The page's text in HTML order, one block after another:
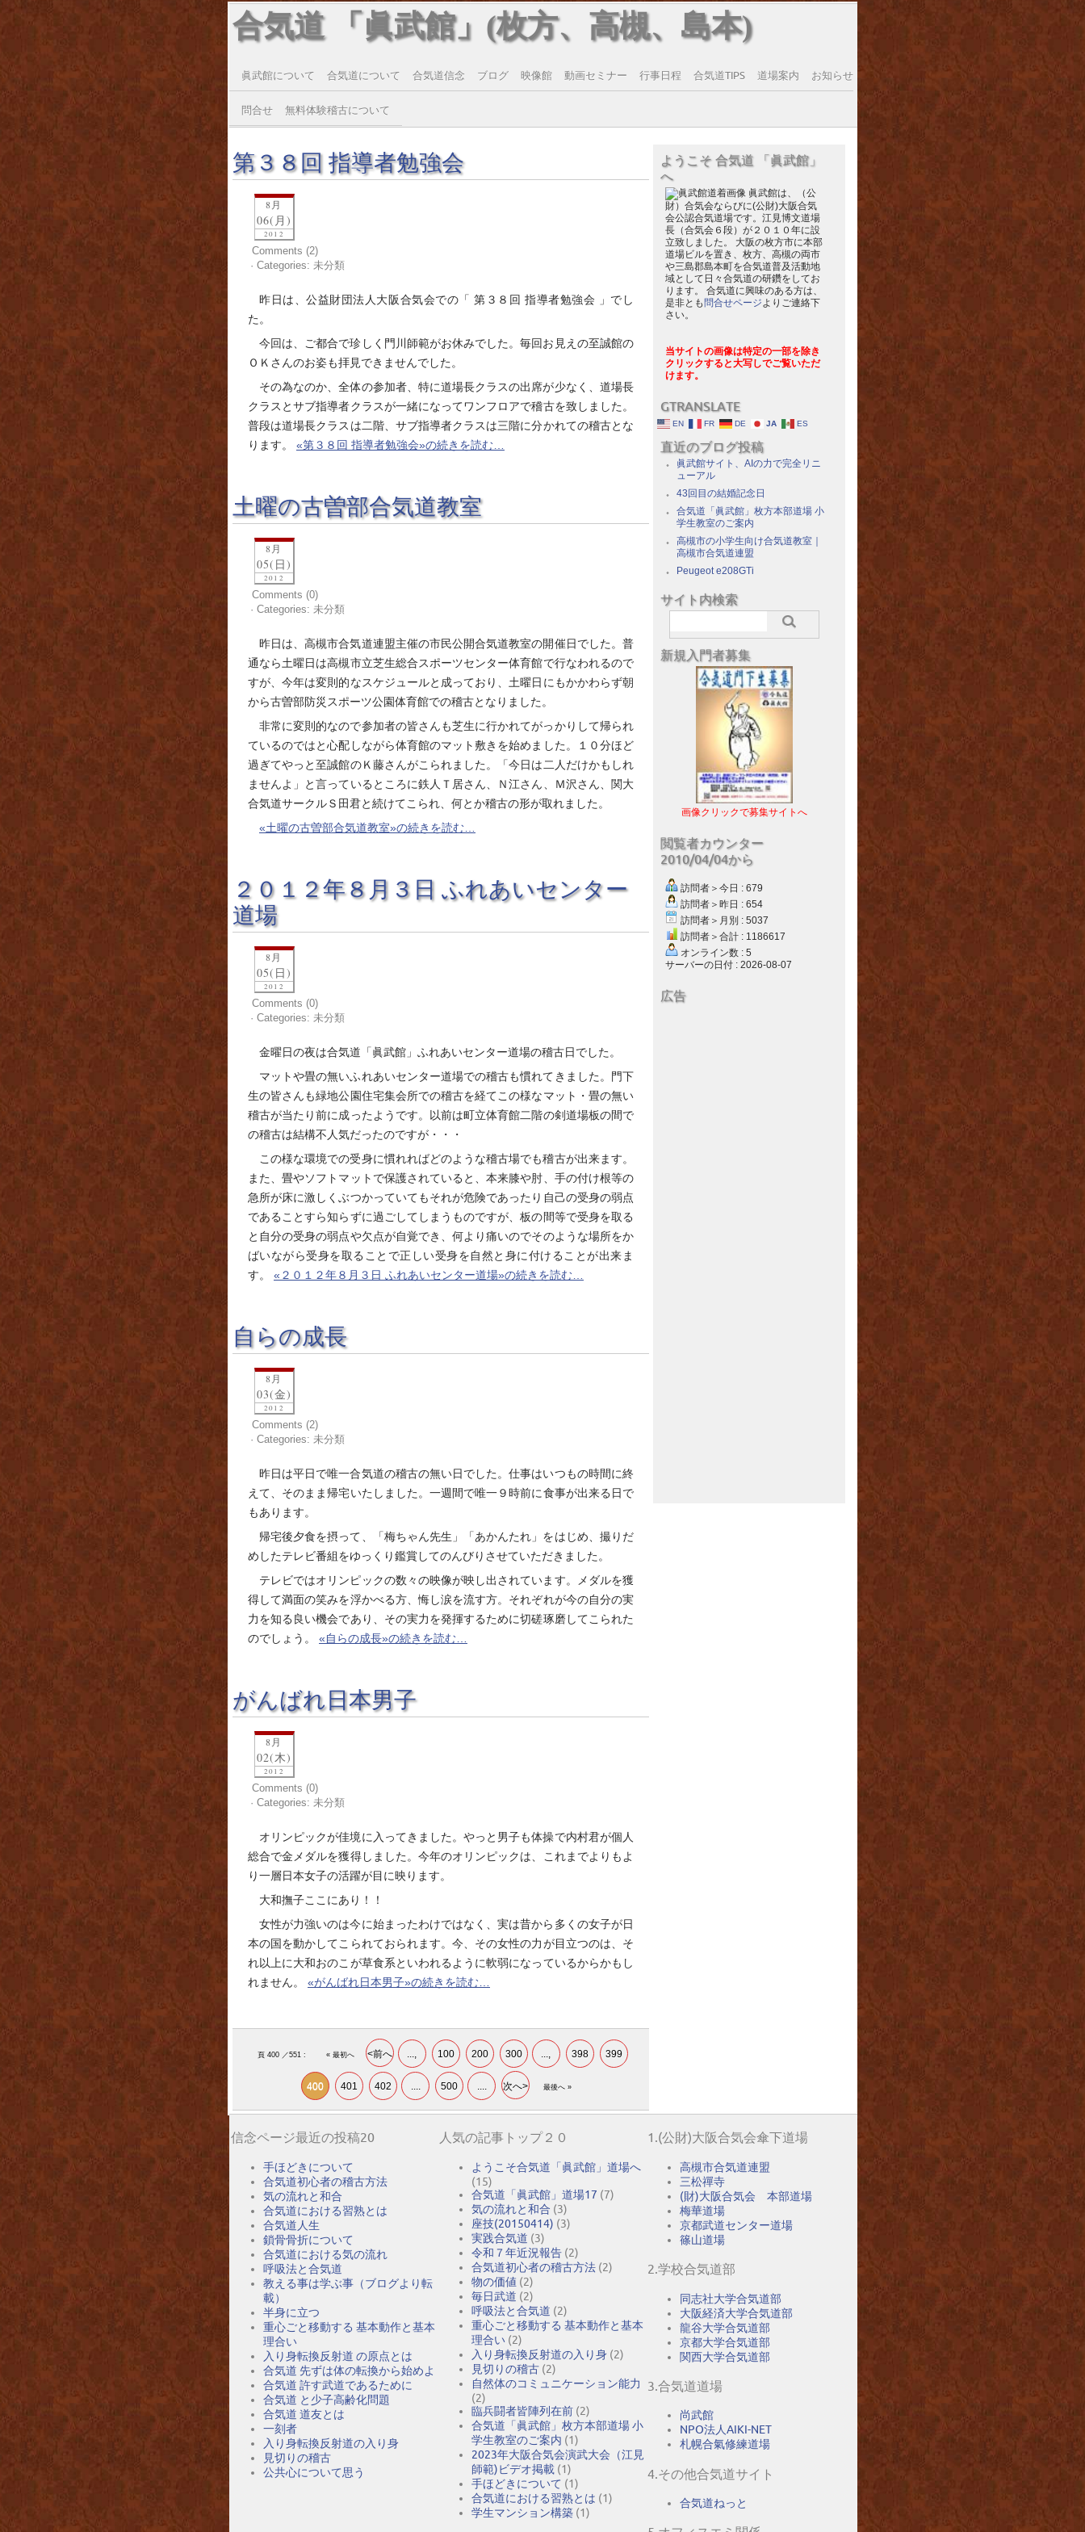
合気道 「眞武館」(枚方、高槻、島本)
眞武館について 合気道について 合気道信念 ブログ 映像館 動画セミナー 行事日程 合気道TIPS 道場案内 お知らせ
問合せ 無料体験稽古について
第３８回 指導者勉強会
8月
06(月)
2012
Comments (2)
· Categories: 未分類
昨日は、公益財団法人大阪合気会での「 第３８回 指導者勉強会 」でし
た。
今回は、ご都合で珍しく門川師範がお休みでした。毎回お見えの至誠館の
ＯＫさんのお姿も拝見できませんでした。
その為なのか、全体の参加者、特に道場長クラスの出席が少なく、道場長
クラスとサブ指導者クラスが一緒になってワンフロアで稽古を致しました。
普段は道場長クラスは二階、サブ指導者クラスは三階に分かれての稽古とな
ります。 «第３８回 指導者勉強会»の続きを読む…
土曜の古曽部合気道教室
8月
05(日)
2012
Comments (0)
· Categories: 未分類
昨日は、高槻市合気道連盟主催の市民公開合気道教室の開催日でした。普
通なら土曜日は高槻市立芝生総合スポーツセンター体育館で行なわれるので
すが、今年は変則的なスケジュールと成っており、土曜日にもかかわらず朝
から古曽部防災スポーツ公園体育館での稽古となりました。
非常に変則的なので参加者の皆さんも芝生に行かれてがっかりして帰られ
ているのではと心配しながら体育館のマット敷きを始めました。１０分ほど
過ぎてやっと至誠館のＫ藤さんがこられました。「今日は二人だけかもしれ
ませんよ」と言っているところに鉄人Ｔ居さん、Ｎ江さん、Ｍ沢さん、関大
合気道サークルＳ田君と続けてこられ、何とか稽古の形が取れました。
«土曜の古曽部合気道教室»の続きを読む…
２０１２年８月３日 ふれあいセンター
道場
8月
05(日)
2012
Comments (0)
· Categories: 未分類
金曜日の夜は合気道「眞武館」ふれあいセンター道場の稽古日でした。
マットや畳の無いふれあいセンター道場での稽古も慣れてきました。門下
生の皆さんも緑地公園住宅集会所での稽古を経てこの様なマット・畳の無い
稽古が当たり前に成ったようです。以前は町立体育館二階の剣道場板の間で
の稽古は結構不人気だったのですが・・・
この様な環境での受身に慣れればどのような稽古場でも稽古が出来ます。
また、畳やソフトマットで保護されていると、本来膝や肘、手の付け根等の
急所が床に激しくぶつかっていてもそれが危険であったり自己の受身の弱点
であることすら知らずに過ごしてしまうものですが、板の間等で受身を取る
と自分の受身の弱点や欠点が自覚でき、何より痛いのでそのような場所をか
ばいながら受身を取ることで正しい受身を自然と身に付けることが出来ま
す。 «２０１２年８月３日 ふれあいセンター道場»の続きを読む…
自らの成長
8月
03(金)
2012
Comments (2)
· Categories: 未分類
昨日は平日で唯一合気道の稽古の無い日でした。仕事はいつもの時間に終
えて、そのまま帰宅いたしました。一週間で唯一９時前に食事が出来る日で
もあります。
帰宅後夕食を摂って、「梅ちゃん先生」「あかんたれ」をはじめ、撮りだ
めしたテレビ番組をゆっくり鑑賞してのんびりさせていただきました。
テレビではオリンピックの数々の映像が映し出されています。メダルを獲
得して満面の笑みを浮かべる方、悔し涙を流す方。それぞれが今の自分の実
力を知る良い機会であり、その実力を発揮するために切磋琢磨してこられた
のでしょう。 «自らの成長»の続きを読む…
がんばれ日本男子
8月
02(木)
2012
Comments (0)
· Categories: 未分類
オリンピックが佳境に入ってきました。やっと男子も体操で内村君が個人
総合で金メダルを獲得しました。今年のオリンピックは、これまでよりもよ
り一層日本女子の活躍が目に映ります。
大和撫子ここにあり！！
女性が力強いのは今に始まったわけではなく、実は昔から多くの女子が日
本の国を動かしてこられておられます。今、その女性の力が目立つのは、そ
れ以上に大和おのこが草食系といわれるように軟弱になっているからかもし
れません。 «がんばれ日本男子»の続きを読む…
頁 400 ／551 : « 最初へ <前へ ..., 100 200 300 ..., 398 399
400 401 402 .... 500 .... 次へ> 最後へ »
ようこそ 合気道 「眞武館」
へ
眞武館は、（公
財）合気会ならびに(公財)大阪合気
会公認合気道場です。江見博文道場
長（合気会６段）が２０１０年に設
立致しました。 大阪の枚方市に本部
道場ビルを置き、枚方、高槻の両市
や三島郡島本町を合気道普及活動地
域として日々合気道の研鑽をしてお
ります。 合気道に興味のある方は、
是非とも 問合せページよりご連絡下
さい。
当サイトの画像は特定の一部を除き
クリックすると大写しでご覧いただ
けます。
GTRANSLATE
EN FR DE JA ES
直近のブログ投稿
眞武館サイト、AIの力で完全リニ
ューアル
43回目の結婚記念日
合気道「眞武館」枚方本部道場 小
学生教室のご案内
高槻市の小学生向け合気道教室｜
高槻市合気道連盟
Peugeot e208GTi
サイト内検索
新規入門者募集
画像クリックで募集サイトへ
閲覧者カウンター
2010/04/04から
訪問者＞今日 : 679
訪問者＞昨日 : 654
訪問者＞月別 : 5037
訪問者＞合計 : 1186617
オンライン数 : 5
サーバーの日付 : 2026-08-07
広告
信念ページ最近の投稿20
手ほどきについて
合気道初心者の稽古方法
気の流れと和合
合気道における習熟とは
合気道人生
鎖骨骨折について
合気道における気の流れ
呼吸法と合気道
教える事は学ぶ事（ブログより転
載）
半身に立つ
重心ごと移動する 基本動作と基本
理合い
入り身転換反射道 の原点とは
合気道 先ずは体の転換から始めよ
合気道 許す武道であるために
合気道 と少子高齢化問題
合気道 道友とは
一刻者
入り身転換反射道の入り身
見切りの稽古
公共心について思う
人気の記事トップ２０
ようこそ合気道「眞武館」道場へ
(15)
合気道「眞武館」道場17 (7)
気の流れと和合 (3)
座技(20150414) (3)
実践合気道 (3)
令和７年近況報告 (2)
合気道初心者の稽古方法 (2)
物の価値 (2)
毎日武道 (2)
呼吸法と合気道 (2)
重心ごと移動する 基本動作と基本
理合い (2)
入り身転換反射道の入り身 (2)
見切りの稽古 (2)
自然体のコミュニケーション能力
(2)
臨兵闘者皆陣列在前 (2)
合気道「眞武館」枚方本部道場 小
学生教室のご案内 (1)
2023年大阪合気会演武大会（江見
師範)ビデオ掲載 (1)
手ほどきについて (1)
合気道における習熟とは (1)
学生マンション構築 (1)
1.(公財)大阪合気会傘下道場
高槻市合気道連盟
三松禪寺
(財)大阪合気会 本部道場
梅華道場
京都武道センター道場
篠山道場
2.学校合気道部
同志社大学合気道部
大阪経済大学合気道部
龍谷大学合気道部
京都大学合気道部
関西大学合気道部
3.合気道道場
尚武館
NPO法人AIKI-NET
札幌合氣修練道場
4.その他合気道サイト
合気道ねっと